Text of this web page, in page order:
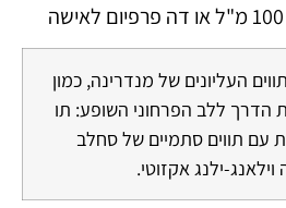
העליונים של מנדרינה, כמון
הדרך ללב הפרחוני השופע: תו
עם תווים סתמיים של סחלב
ילנג אקזוטי.